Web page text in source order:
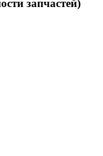
запчастей)